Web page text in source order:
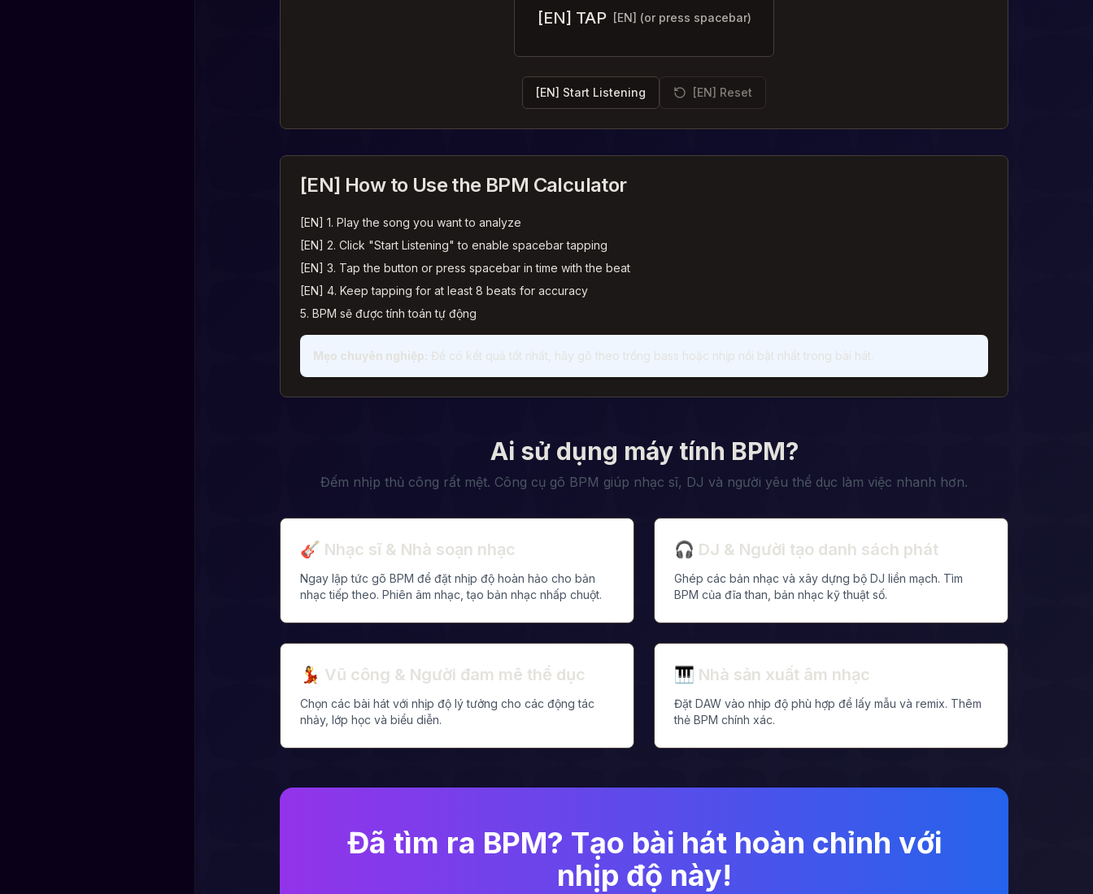
[EN] TAP [EN] (or press spacebar)
[EN] Start Listening [EN] Reset
[EN] How to Use the BPM Calculator
[EN] 1. Play the song you want to analyze
[EN] 2. Click "Start Listening" to enable spacebar tapping
[EN] 3. Tap the button or press spacebar in time with the beat
[EN] 4. Keep tapping for at least 8 beats for accuracy
5. BPM sẽ được tính toán tự động
Mẹo chuyên nghiệp: Để có kết quả tốt nhất, hãy gõ theo trống bass hoặc nhịp nổi bật nhất trong bài hát.
Ai sử dụng máy tính BPM?
Đếm nhịp thủ công rất mệt. Công cụ gõ BPM giúp nhạc sĩ, DJ và người yêu thể dục làm việc nhanh hơn.
🎸 Nhạc sĩ & Nhà soạn nhạc
Ngay lập tức gõ BPM để đặt nhịp độ hoàn hảo cho bản
nhạc tiếp theo. Phiên âm nhạc, tạo bản nhạc nhấp chuột.
🎧 DJ & Người tạo danh sách phát
Ghép các bản nhạc và xây dựng bộ DJ liền mạch. Tìm
BPM của đĩa than, bản nhạc kỹ thuật số.
💃 Vũ công & Người đam mê thể dục
Chọn các bài hát với nhịp độ lý tưởng cho các động tác
nhảy, lớp học và biểu diễn.
🎹 Nhà sản xuất âm nhạc
Đặt DAW vào nhịp độ phù hợp để lấy mẫu và remix. Thêm
thẻ BPM chính xác.
Đã tìm ra BPM? Tạo bài hát hoàn chỉnh với
nhịp độ này!